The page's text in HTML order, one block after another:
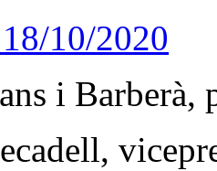
10/2020
i Barberà,